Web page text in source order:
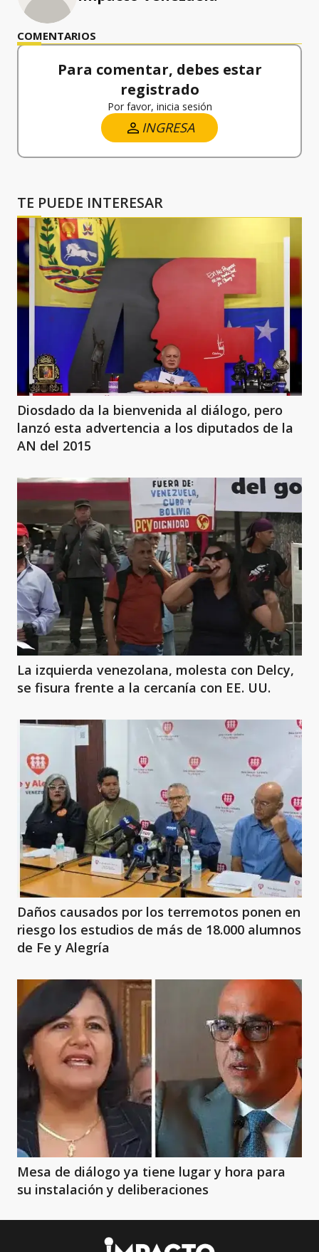
COMENTARIOS
Para comentar, debes estar
registrado
Por favor, inicia sesión
INGRESA
TE PUEDE INTERESAR
Diosdado da la bienvenida al diálogo, pero
lanzó esta advertencia a los diputados de la
AN del 2015
La izquierda venezolana, molesta con Delcy,
se fisura frente a la cercanía con EE. UU.
Daños causados por los terremotos ponen en
riesgo los estudios de más de 18.000 alumnos
de Fe y Alegría
Mesa de diálogo ya tiene lugar y hora para
su instalación y deliberaciones